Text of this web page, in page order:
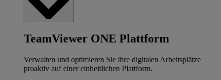
TeamViewer ONE Plattform
Verwalten und optimieren Sie ihre digitalen Arbeitsplätze
proaktiv auf einer einheitlichen Plattform.